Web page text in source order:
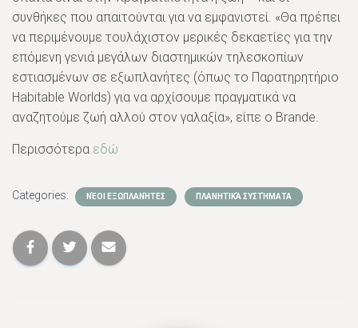
συνθήκες που απαιτούνται για να εμφανιστεί. «Θα πρέπει
να περιμένουμε τουλάχιστον μερικές δεκαετίες για την
επόμενη γενιά μεγάλων διαστημικών τηλεσκοπίων
εστιασμένων σε εξωπλανήτες (όπως το Παρατηρητήριο
Habitable Worlds) για να αρχίσουμε πραγματικά να
αναζητούμε ζωή αλλού στον γαλαξία», είπε ο Brande.
Περισσότερα εδώ
Categories: ΝΈΟΙ ΕΞΩΠΛΑΝΉΤΕΣ ΠΛΑΝΗΤΙΚΆ ΣΥΣΤΉΜΑΤΑ